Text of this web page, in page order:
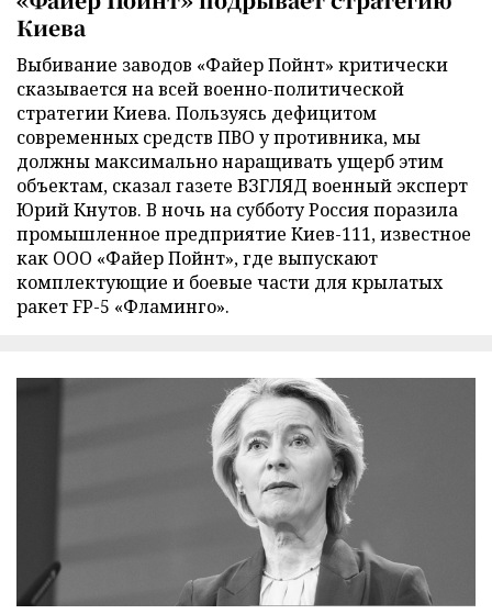
Киева
Выбивание заводов «Файер Пойнт» критически
сказывается на всей военно-политической
стратегии Киева. Пользуясь дефицитом
современных средств ПВО у противника, мы
должны максимально наращивать ущерб этим
объектам, сказал газете ВЗГЛЯД военный эксперт
Юрий Кнутов. В ночь на субботу Россия поразила
промышленное предприятие Киев-111, известное
как ООО «Файер Пойнт», где выпускают
комплектующие и боевые части для крылатых
ракет FP-5 «Фламинго».